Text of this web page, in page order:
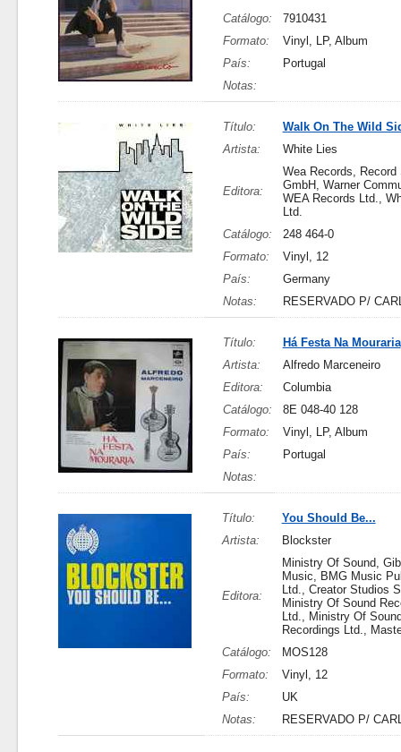
Catálogo:
7910431
Formato:
Vinyl, LP, Album
País:
Portugal
Notas:
Título:
Walk On The Wild
Artista:
White Lies
Editora:
Wea Records, Record
GmbH, Warner
WEA Records Ltd.,
Ltd.
Catálogo:
248 464-0
Formato:
Vinyl, 12
País:
Germany
Notas:
RESERVADO P/
Título:
Há Festa Na Mouraria
Artista:
Alfredo Marceneiro
Editora:
Columbia
Catálogo:
8E 048-40 128
Formato:
Vinyl, LP, Album
País:
Portugal
Notas:
Título:
You Should Be...
Artista:
Blockster
Editora:
Ministry Of Sound,
Music, BMG Music
Ltd., Creator Studios
Ministry Of Sound
Ltd., Ministry Of
Recordings Ltd.,
Catálogo:
MOS128
Formato:
Vinyl, 12
País:
UK
Notas:
RESERVADO P/